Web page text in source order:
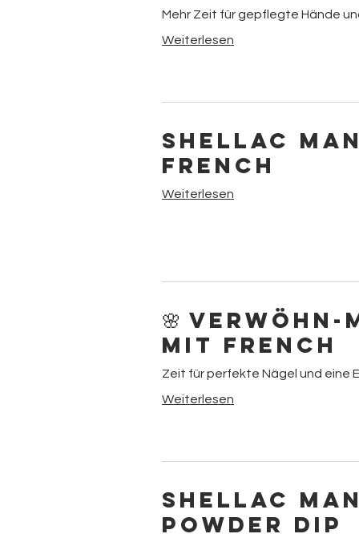
Mehr Zeit für gepflegte Hände
Weiterlesen
Shellac
French
Weiterlesen
🌸 Verwöhn-
mit French
Zeit für perfekte Nägel und eine
Weiterlesen
Shellac
Powder Dip